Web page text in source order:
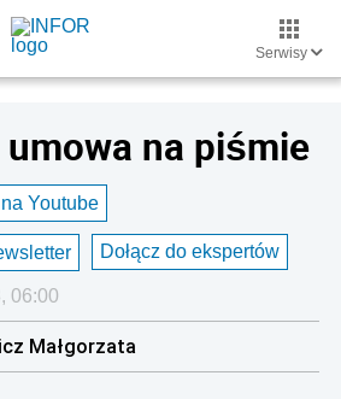
Serwisy
na piśmie
Youtube
Dołącz do ekspertów
06:00
Małgorzata